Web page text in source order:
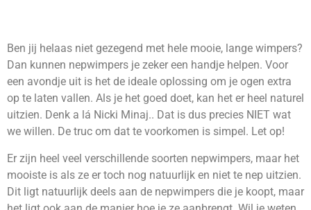
Ben jij helaas niet gezegend met hele mooie, lange wimpers?
Dan kunnen nepwimpers je zeker een handje helpen. Voor
een avondje uit is het de ideale oplossing om je ogen extra
op te laten vallen. Als je het goed doet, kan het er heel naturel
uitzien. Denk a lá Nicki Minaj.. Dat is dus precies NIET wat
we willen. De truc om dat te voorkomen is simpel. Let op!
Er zijn heel veel verschillende soorten nepwimpers, maar het
mooiste is als ze er toch nog natuurlijk en niet te nep uitzien.
Dit ligt natuurlijk deels aan de nepwimpers die je koopt, maar